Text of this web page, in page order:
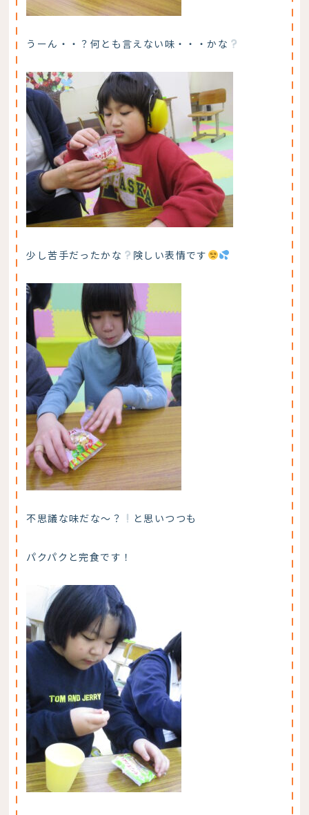
うーん・・？何とも言えない味・・・かな
少し苦手だったかな 険しい表情です
不思議な味だな～？ と思いつつも
パクパクと完食です！